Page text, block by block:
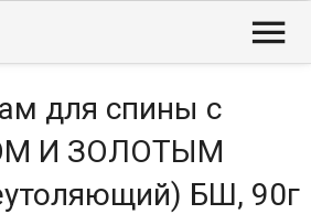

для спины с
И ЗОЛОТЫМ
БШ, 90г